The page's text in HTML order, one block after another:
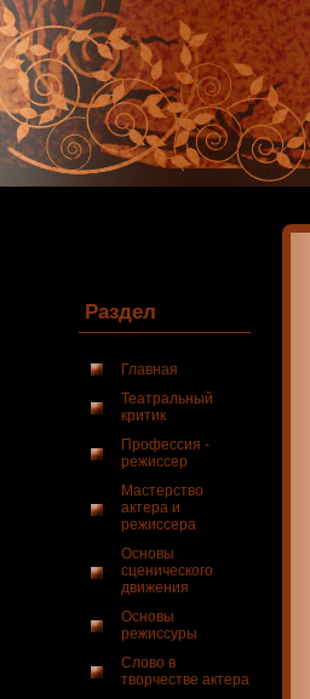
Раздел
Главная
Театральный
критик
Профессия -
режиссер
Мастерство
актера и
режиссера
Основы
сценического
движения
Основы
режиссуры
Слово в
творчестве актера